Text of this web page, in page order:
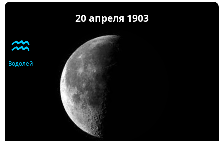
20 апреля 1903
♒
Водолей